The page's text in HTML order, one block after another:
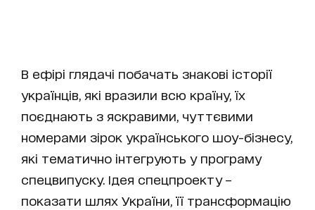
В ефірі глядачі побачать знакові історії
українців, які вразили всю країну, їх
поєднають з яскравими, чуттєвими
номерами зірок українського шоу-бізнесу,
які тематично інтегрують у програму
спецвипуску. Ідея спецпроекту –
показати шлях України, її трансформацію